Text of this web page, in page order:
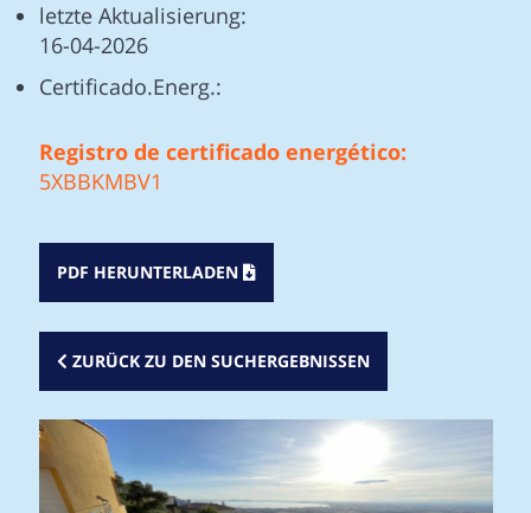
letzte Aktualisierung:
16-04-2026
Certificado.Energ.:
Registro de certificado energético:
5XBBKMBV1
PDF HERUNTERLADEN
ZURÜCK ZU DEN SUCHERGEBNISSEN